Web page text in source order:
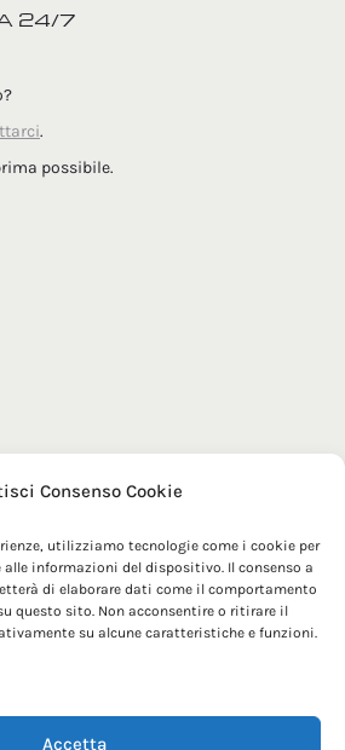
Consenso Cookie
utilizziamo tecnologie come i cookie per
alle informazioni del dispositivo. Il consenso a
di elaborare dati come il comportamento
questo sito. Non acconsentire o ritirare il
su alcune caratteristiche e funzioni.
Accetta
24/7
.
possibile.
| P. IVA 00179210448